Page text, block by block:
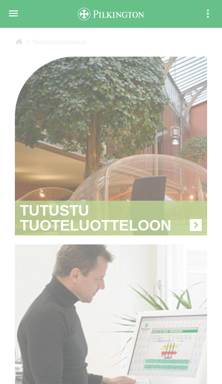

TUTUSTU
TUOTELUOTTELOON